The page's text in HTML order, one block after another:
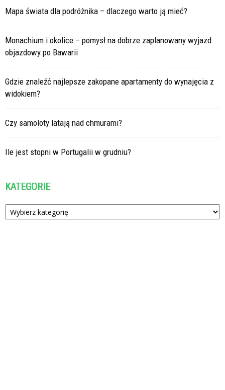
Mapa świata dla podróżnika – dlaczego warto ją mieć?
Monachium i okolice – pomysł na dobrze zaplanowany wyjazd
objazdowy po Bawarii
Gdzie znaleźć najlepsze zakopane apartamenty do wynajęcia z
widokiem?
Czy samoloty latają nad chmurami?
Ile jest stopni w Portugalii w grudniu?
KATEGORIE
Kategorie